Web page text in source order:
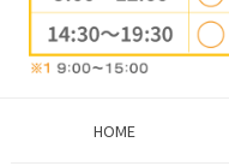
HOME